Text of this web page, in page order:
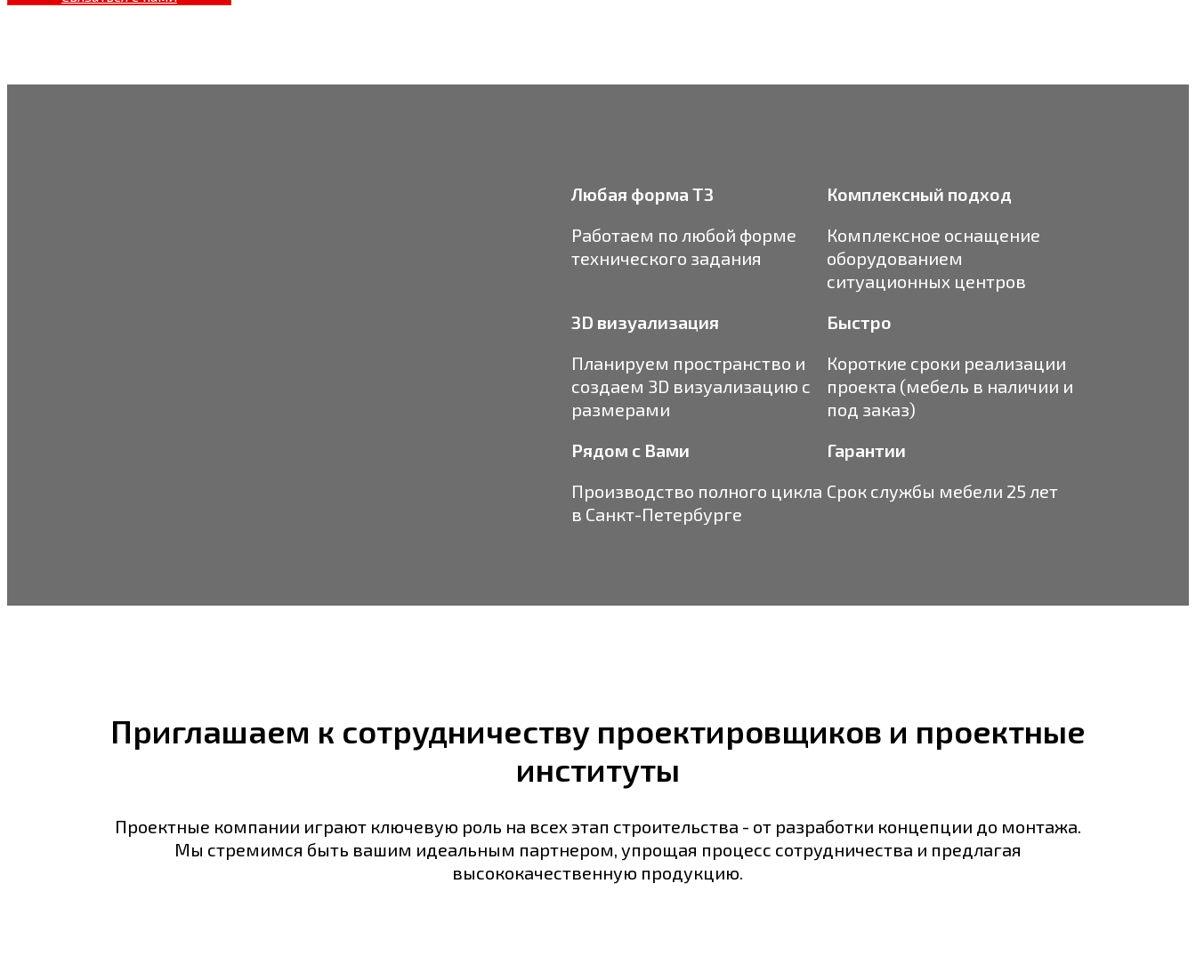
Любая форма ТЗ
Работаем по любой форме
технического задания
Комплексный подход
Комплексное оснащение
оборудованием
ситуационных центров
3D визуализация
Планируем пространство и
создаем 3D визуализацию с
размерами
Быстро
Короткие сроки реализации
проекта (мебель в наличии и
под заказ)
Рядом с Вами
Производство полного цикла
в Санкт-Петербурге
Гарантии
Срок службы мебели 25 лет
Приглашаем к сотрудничеству проектировщиков и проектные
институты
Проектные компании играют ключевую роль на всех этап строительства - от разработки концепции до монтажа.
Мы стремимся быть вашим идеальным партнером, упрощая процесс сотрудничества и предлагая
высококачественную продукцию.